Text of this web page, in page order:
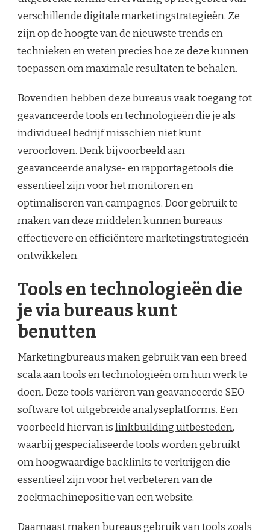
verschillende digitale marketingstrategieën. Ze
zijn op de hoogte van de nieuwste trends en
technieken en weten precies hoe ze deze kunnen
toepassen om maximale resultaten te behalen.
Bovendien hebben deze bureaus vaak toegang tot
geavanceerde tools en technologieën die je als
individueel bedrijf misschien niet kunt
veroorloven. Denk bijvoorbeeld aan
geavanceerde analyse- en rapportagetools die
essentieel zijn voor het monitoren en
optimaliseren van campagnes. Door gebruik te
maken van deze middelen kunnen bureaus
effectievere en efficiëntere marketingstrategieën
ontwikkelen.
Tools en technologieën die
je via bureaus kunt
benutten
Marketingbureaus maken gebruik van een breed
scala aan tools en technologieën om hun werk te
doen. Deze tools variëren van geavanceerde SEO-
software tot uitgebreide analyseplatforms. Een
voorbeeld hiervan islinkbuilding uitbesteden,
waarbij gespecialiseerde tools worden gebruikt
om hoogwaardige backlinks te verkrijgen die
essentieel zijn voor het verbeteren van de
zoekmachinepositie van een website.
Daarnaast maken bureaus gebruik van tools zoals